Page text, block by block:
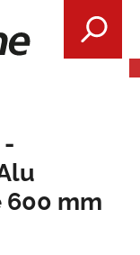
-
mm